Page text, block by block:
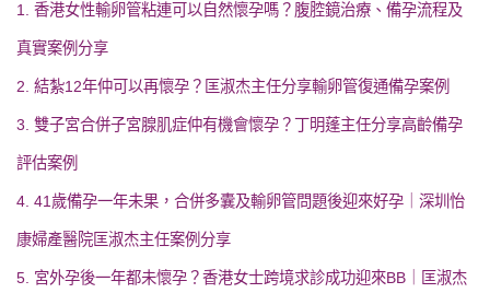
1. 香港女性輸卵管粘連可以自然懷孕嗎？腹腔鏡治療、備孕流程及
真實案例分享
2. 結紮12年仲可以再懷孕？匡淑杰主任分享輸卵管復通備孕案例
3. 雙子宮合併子宮腺肌症仲有機會懷孕？丁明蓬主任分享高齡備孕
評估案例
4. 41歲備孕一年未果，合併多囊及輸卵管問題後迎來好孕｜深圳怡
康婦產醫院匡淑杰主任案例分享
5. 宮外孕後一年都未懷孕？香港女士跨境求診成功迎來BB｜匡淑杰